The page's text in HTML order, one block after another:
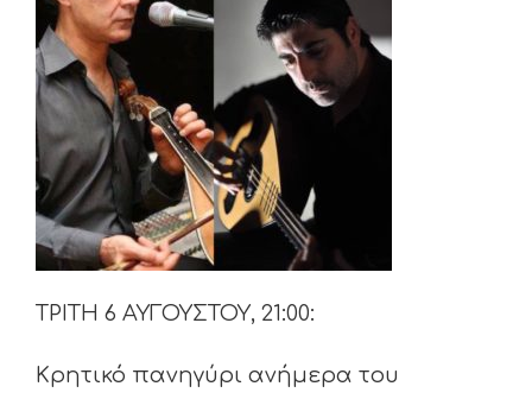
ΤΡΙΤΗ 6 ΑΥΓΟΥΣΤΟΥ, 21:00:
Κρητικό πανηγύρι ανήμερα του